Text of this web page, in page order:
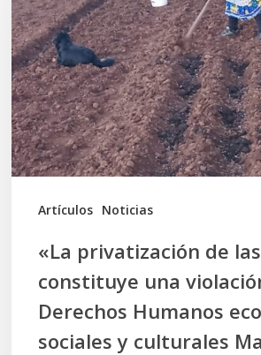
Artículos Noticias
las
semillas
constituye
una
violación
de
Humanos
económicos,
sociales
«La privatización de
constituye una
Derechos Humanos
sociales y culturales